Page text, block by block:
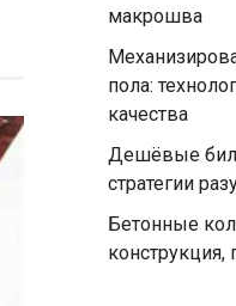
макрошва
пола:
качества
Дешёвые
стратегии
Бетонные